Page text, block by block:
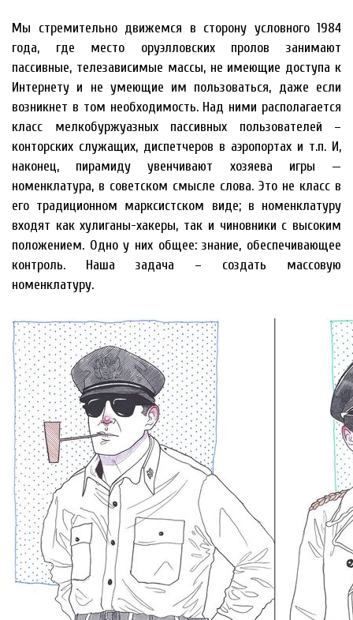
Мы стремительно движемся в сторону условного 1984
года, где место оруэлловских пролов занимают
пассивные, телезависимые массы, не имеющие доступа к
Интернету и не умеющие им пользоваться, даже если
возникнет в том необходимость. Над ними располагается
класс мелкобуржуазных пассивных пользователей –
конторских служащих, диспетчеров в аэропортах и т.п. И,
наконец, пирамиду увенчивают хозяева игры —
номенклатура, в советском смысле слова. Это не класс в
его традиционном марксистском виде; в номенклатуру
входят как хулиганы-хакеры, так и чиновники с высоким
положением. Одно у них общее: знание, обеспечивающее
контроль. Наша задача – создать массовую
номенклатуру.